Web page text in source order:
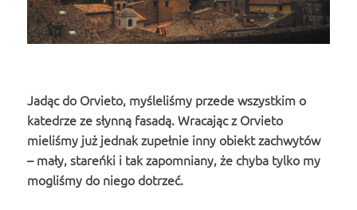
Jadąc do Orvieto, myśleliśmy przede wszystkim o
katedrze ze słynną fasadą. Wracając z Orvieto
mieliśmy już jednak zupełnie inny obiekt zachwytów
– mały, stareńki i tak zapomniany, że chyba tylko my
mogliśmy do niego dotrzeć.